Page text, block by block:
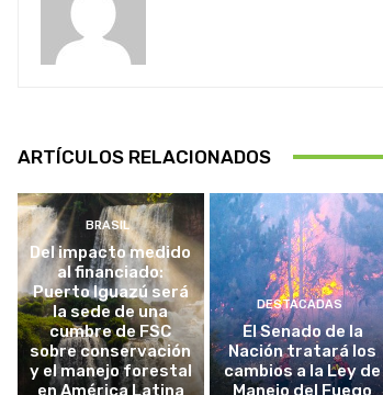
ARTÍCULOS RELACIONADOS
BRASIL
Del impacto medido
al financiado:
Puerto Iguazú será
la sede de una
cumbre de FSC
sobre conservación
y el manejo forestal
en América Latina
DESTACADAS
El Senado de la
Nación tratará los
cambios a la Ley de
Manejo del Fuego